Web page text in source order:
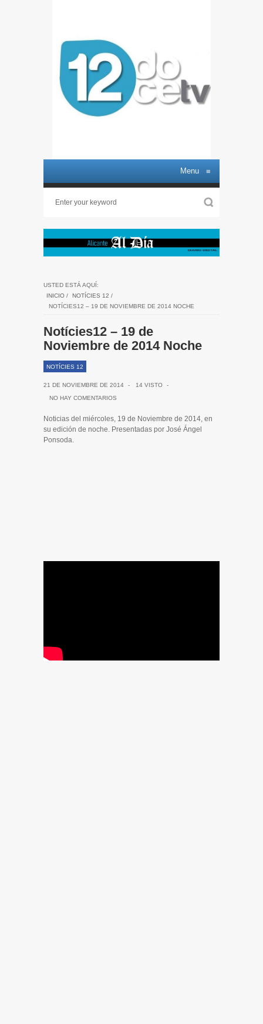
Menu ≡
USTED ESTÁ AQUÍ:
INICIO / NOTÍCIES 12 /
NOTÍCIES12 – 19 DE NOVIEMBRE DE 2014 NOCHE
Notícies12 – 19 de
Noviembre de 2014 Noche
NOTÍCIES 12
21 DE NOVIEMBRE DE 2014 - 14 VISTO
-
NO HAY COMENTARIOS
Noticias del miércoles, 19 de Noviembre de 2014, en
su edición de noche. Presentadas por José Ángel
Ponsoda.